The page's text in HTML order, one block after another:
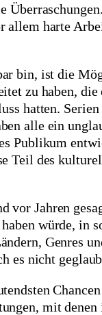
allem harte
bin, ist die
zu haben,
hatten.
alle ein
Publikum
Teil des
vor Jahren
würde, in
Genres
es nicht
mit